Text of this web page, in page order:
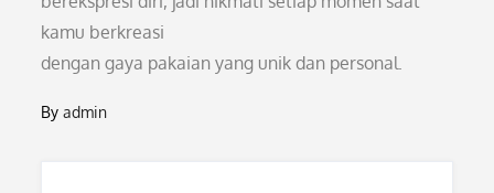
kamu berkreasi
dengan gaya pakaian yang unik dan personal.
Byadmin